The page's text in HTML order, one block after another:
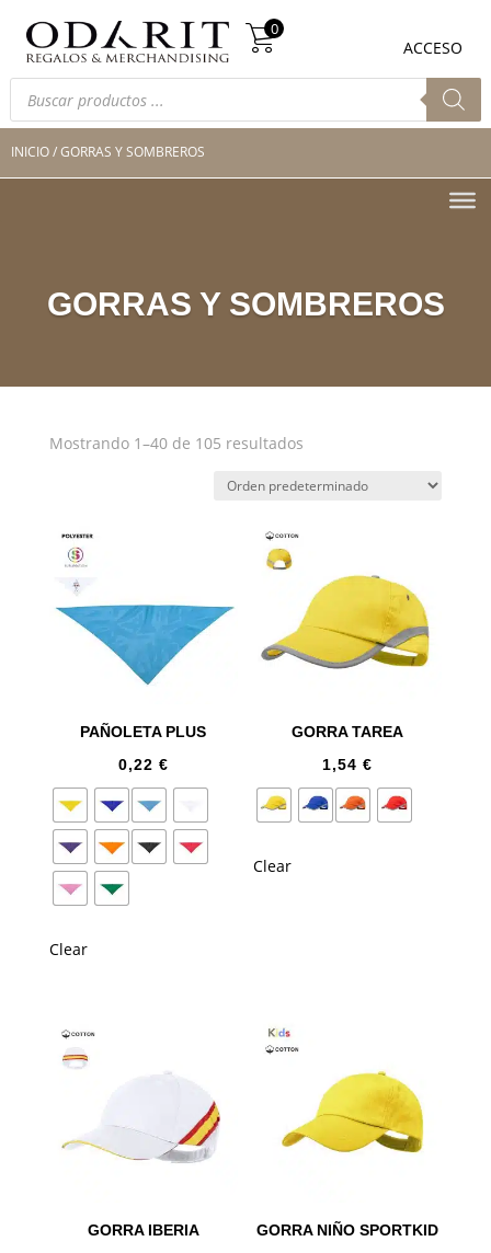
Búsqueda
de
productos
0
ACCESO
0
Búsqueda
productos
INICIO/ GORRAS Y SOMBREROS
GORRAS Y SOMBREROS
Mostrando 1–40 de 105 resultados
PAÑOLETA PLUS
0,22 €
Clear
GORRA TAREA
1,54€
Clear
GORRA IBERIA
GORRA NIÑO SPORTKID